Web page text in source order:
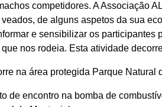
competidores. A Associação
de alguns aspetos da sua
e sensibilizar os participantes
nos rodeia. Esta atividade
na área protegida Parque Natural
de encontro na bomba de